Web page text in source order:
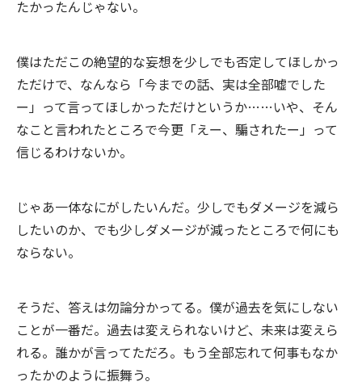
たかったんじゃない。
僕はただこの絶望的な妄想を少しでも否定してほしかっ
ただけで、なんなら「今までの話、実は全部嘘でした
ー」って言ってほしかっただけというか……いや、そん
なこと言われたところで今更「えー、騙されたー」って
信じるわけないか。
じゃあ一体なにがしたいんだ。少しでもダメージを減ら
したいのか、でも少しダメージが減ったところで何にも
ならない。
そうだ、答えは勿論分かってる。僕が過去を気にしない
ことが一番だ。過去は変えられないけど、未来は変えら
れる。誰かが言ってただろ。もう全部忘れて何事もなか
ったかのように振舞う。